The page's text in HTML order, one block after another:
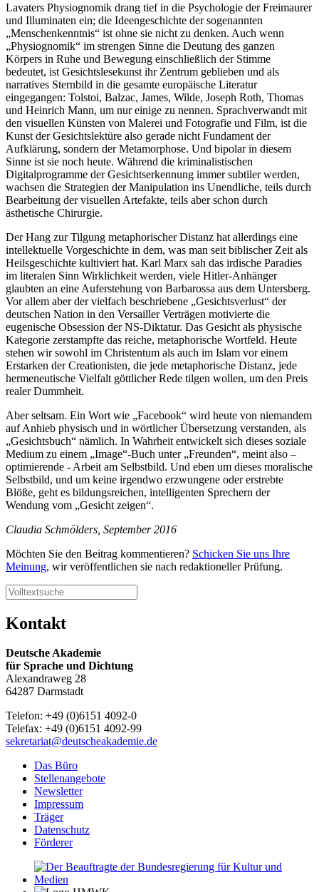
Lavaters Physiognomik drang tief in die Psychologie der Freimaurer
und Illuminaten ein; die Ideengeschichte der sogenannten
„Menschenkenntnis“ ist ohne sie nicht zu denken. Auch wenn
„Physiognomik“ im strengen Sinne die Deutung des ganzen
Körpers in Ruhe und Bewegung einschließlich der Stimme
bedeutet, ist Gesichtslesekunst ihr Zentrum geblieben und als
narratives Sternbild in die gesamte europäische Literatur
eingegangen: Tolstoi, Balzac, James, Wilde, Joseph Roth, Thomas
und Heinrich Mann, um nur einige zu nennen. Sprachverwandt mit
den visuellen Künsten von Malerei und Fotografie und Film, ist die
Kunst der Gesichtslektüre also gerade nicht Fundament der
Aufklärung, sondern der Metamorphose. Und bipolar in diesem
Sinne ist sie noch heute. Während die kriminalistischen
Digitalprogramme der Gesichtserkennung immer subtiler werden,
wachsen die Strategien der Manipulation ins Unendliche, teils durch
Bearbeitung der visuellen Artefakte, teils aber schon durch
ästhetische Chirurgie.
Der Hang zur Tilgung metaphorischer Distanz hat allerdings eine
intellektuelle Vorgeschichte in dem, was man seit biblischer Zeit als
Heilsgeschichte kultiviert hat. Karl Marx sah das irdische Paradies
im literalen Sinn Wirklichkeit werden, viele Hitler-Anhänger
glaubten an eine Auferstehung von Barbarossa aus dem Untersberg.
Vor allem aber der vielfach beschriebene „Gesichtsverlust“ der
deutschen Nation in den Versailler Verträgen motivierte die
eugenische Obsession der NS-Diktatur. Das Gesicht als physische
Kategorie zerstampfte das reiche, metaphorische Wortfeld. Heute
stehen wir sowohl im Christentum als auch im Islam vor einem
Erstarken der Creationisten, die jede metaphorische Distanz, jede
hermeneutische Vielfalt göttlicher Rede tilgen wollen, um den Preis
realer Dummheit.
Aber seltsam. Ein Wort wie „Facebook“ wird heute von niemandem
auf Anhieb physisch und in wörtlicher Übersetzung verstanden, als
„Gesichtsbuch“ nämlich. In Wahrheit entwickelt sich dieses soziale
Medium zu einem „Image“-Buch unter „Freunden“, meint also –
optimierende - Arbeit am Selbstbild. Und eben um dieses moralische
Selbstbild, und um keine irgendwo erzwungene oder erstrebte
Blöße, geht es bildungsreichen, intelligenten Sprechern der
Wendung vom „Gesicht zeigen“.
Claudia Schmölders, September 2016
Möchten Sie den Beitrag kommentieren? Schicken Sie uns Ihre
Meinung, wir veröffentlichen sie nach redaktioneller Prüfung.
Kontakt
Deutsche Akademie
für Sprache und Dichtung
Alexandraweg 28
64287 Darmstadt
Telefon: +49 (0)6151 4092-0
Telefax: +49 (0)6151 4092-99
sekretariat@deutscheakademie.de
Das Büro
Stellenangebote
Newsletter
Impressum
Träger
Datenschutz
Förderer